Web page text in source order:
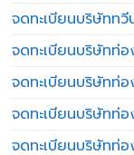
จดทะเบียนบริษัทท
จดทะเบียนบริษัทท่
จดทะเบียนบริษัทท่
จดทะเบียนบริษัทท่
จดทะเบียนบริษัทท่